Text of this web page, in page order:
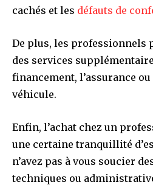
cachés et les défauts de
De plus, les professionnels
des services
financement, l’assurance
véhicule.
Enfin, l’achat chez un
une certaine tranquillité
n’avez pas à vous soucier
techniques ou